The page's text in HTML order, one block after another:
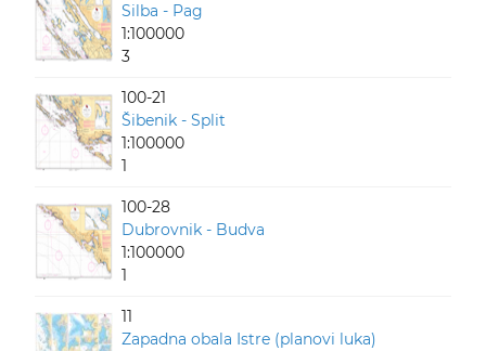
Silba - Pag
1:100000
3
100-21
Šibenik - Split
1:100000
1
100-28
Dubrovnik - Budva
1:100000
1
11
Zapadna obala Istre (planovi luka)